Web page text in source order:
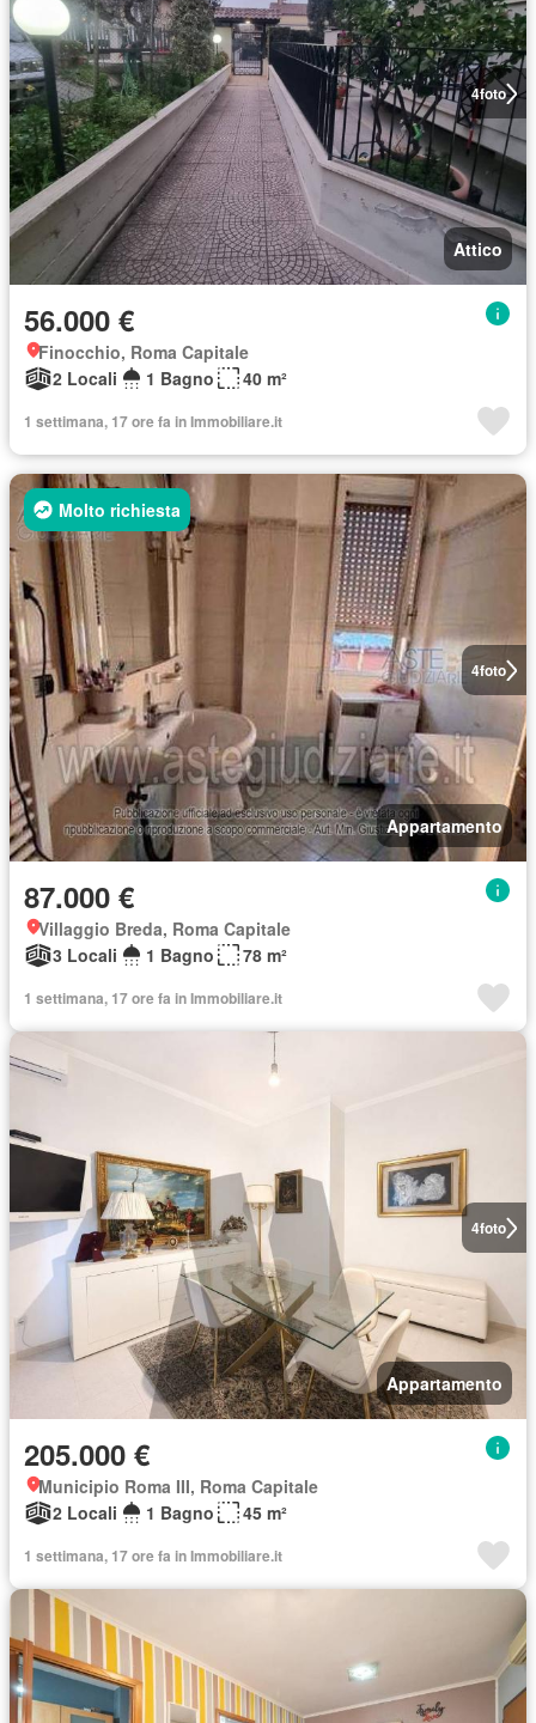
4foto
Attico
56.000 €
Finocchio, Roma Capitale
2 Locali
1 Bagno 40 m²
1 settimana, 17 ore fa in Immobiliare.it
4foto
Molto richiesta
Appartamento
87.000 €
Villaggio Breda, Roma Capitale
3 Locali
1 Bagno 78 m²
1 settimana, 17 ore fa in Immobiliare.it
4foto
Appartamento
205.000 €
Municipio Roma III, Roma Capitale
2 Locali
1 Bagno 45 m²
1 settimana, 17 ore fa in Immobiliare.it